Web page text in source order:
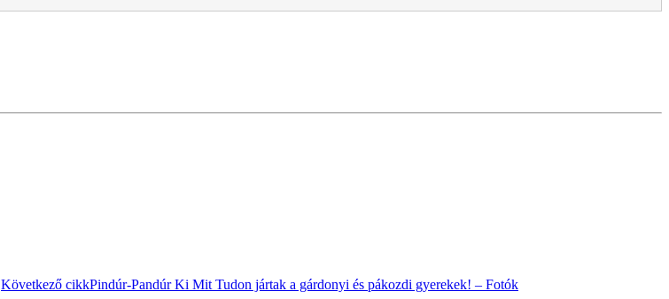
Következő cikkPindúr-Pandúr Ki Mit Tudon jártak a gárdonyi és pákozdi gyerekek! – Fotók